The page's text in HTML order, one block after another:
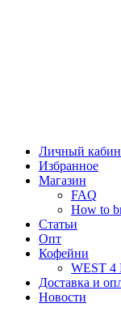
Личный
Избранное
Магазин
FAQ
How to
Статьи
Опт
Кофейни
WEST 4
Доставка и
Новости